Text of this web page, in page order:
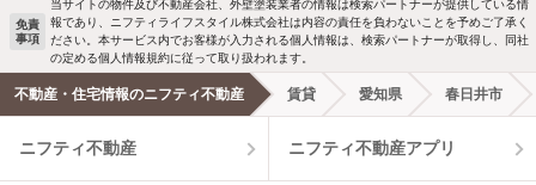
洗濯機置場あり 独立洗面台
エアコンあり 都市ガス
温水洗浄便座 オートロック
免責
事項
当サイトの物件及び不動産会社、外壁塗装業者の情報は検索パートナーが提供している情
報であり、ニフティライフスタイル株式会社は内容の責任を負わないことを予めご了承く
ださい。本サービス内でお客様が入力される個人情報は、検索パートナーが取得し、同社
の定める個人情報規約に従って取り扱われます。
不動産・住宅情報のニフティ不動産 賃貸 愛知県 春日井市
ニフティ不動産 ニフティ不動産アプリ